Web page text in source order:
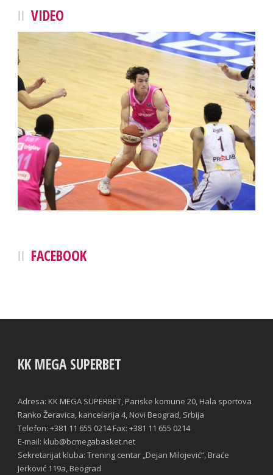
VIDEO
FACEBOOK
KK MEGA SUPERBET
Adresa: KK MEGA SUPERBET, Pariske komune 20, Hala sportova
Ranko Žeravica, kancelarija 4, Novi Beograd, Srbija
Telefon: +381 11 655 0214 Fax: +381 11 655 0214
E-mail: klub@bcmegabasket.net
Sekretarijat kluba: Trening centar „Dejan Milojević“, Braće
Jerković 119a, Beograd